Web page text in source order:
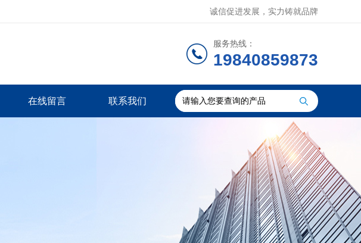
诚信促进发展，实力铸就品牌
服务热线：
19840859873
在线留言 联系我们